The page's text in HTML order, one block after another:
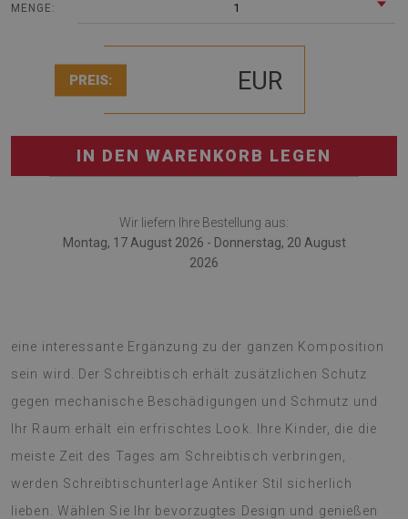
MENGE: 1
PREIS: EUR
IN DEN WARENKORB LEGEN
Wir liefern Ihre Bestellung aus:
Montag, 17 August 2026 - Donnerstag, 20 August
2026
eine interessante Ergänzung zu der ganzen Komposition
sein wird. Der Schreibtisch erhält zusätzlichen Schutz
gegen mechanische Beschädigungen und Schmutz und
Ihr Raum erhält ein erfrischtes Look. Ihre Kinder, die die
meiste Zeit des Tages am Schreibtisch verbringen,
werden Schreibtischunterlage Antiker Stil sicherlich
lieben. Wählen Sie Ihr bevorzugtes Design und genießen